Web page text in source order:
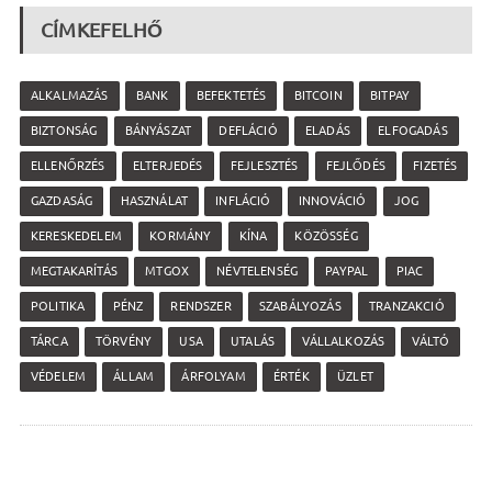
CÍMKEFELHŐ
ALKALMAZÁS BANK BEFEKTETÉS BITCOIN BITPAY
BIZTONSÁG BÁNYÁSZAT DEFLÁCIÓ ELADÁS ELFOGADÁS
ELLENŐRZÉS ELTERJEDÉS FEJLESZTÉS FEJLŐDÉS FIZETÉS
GAZDASÁG HASZNÁLAT INFLÁCIÓ INNOVÁCIÓ JOG
KERESKEDELEM KORMÁNY KÍNA KÖZÖSSÉG
MEGTAKARÍTÁS MTGOX NÉVTELENSÉG PAYPAL PIAC
POLITIKA PÉNZ RENDSZER SZABÁLYOZÁS TRANZAKCIÓ
TÁRCA TÖRVÉNY USA UTALÁS VÁLLALKOZÁS VÁLTÓ
VÉDELEM ÁLLAM ÁRFOLYAM ÉRTÉK ÜZLET